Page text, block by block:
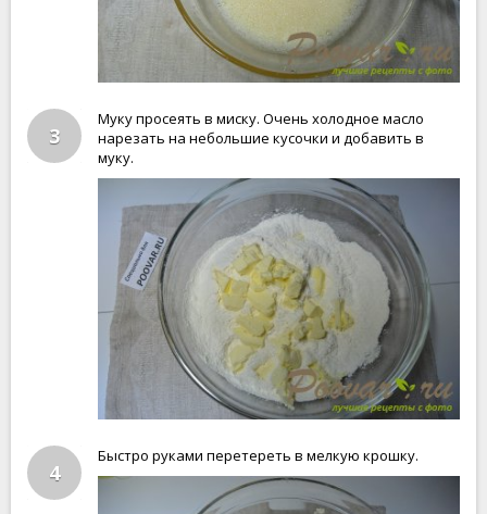
3
Муку просеять в миску. Очень холодное масло
нарезать на небольшие кусочки и добавить в
муку.
4
Быстро руками перетереть в мелкую крошку.